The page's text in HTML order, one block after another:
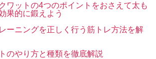
ワットの4つのポイントをおさえて太も
果的に鍛えよう
ーニングを正しく行う筋トレ方法を解
のやり方と種類を徹底解説